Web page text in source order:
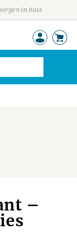
in huis
–